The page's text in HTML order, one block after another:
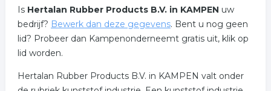
Is Hertalan Rubber Products B.V. in KAMPEN uw
bedrijf? Bewerk dan deze gegevens. Bent u nog geen
lid? Probeer dan Kampenonderneemt gratis uit, klik op
lid worden.
Hertalan Rubber Products B.V. in KAMPEN valt onder